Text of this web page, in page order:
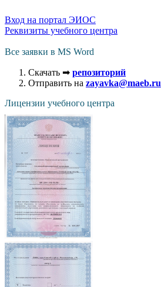
Вход на портал ЭИОС
Реквизиты учебного центра
Все заявки в MS Word
Скачать ➡ репозиторий
Отправить на zayavka@maeb.ru
Лицензии учебного центра